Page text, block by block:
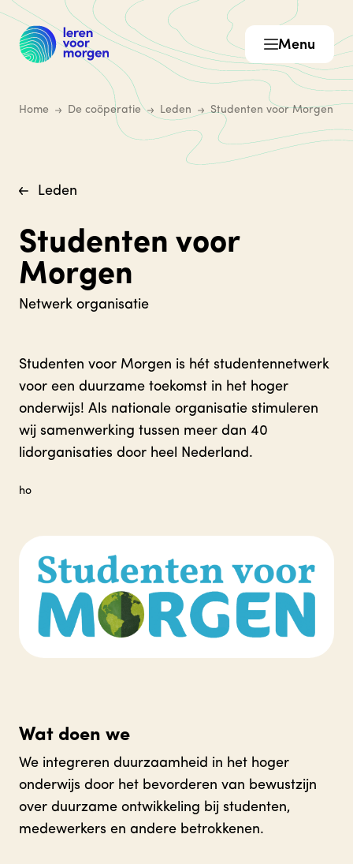
Menu
Home De coöperatie Leden Studenten voor Morgen
Leden
Studenten voor
Morgen
Netwerk organisatie
Studenten voor Morgen is hét studentennetwerk
voor een duurzame toekomst in het hoger
onderwijs! Als nationale organisatie stimuleren
wij samenwerking tussen meer dan 40
lidorganisaties door heel Nederland.
ho
Wat doen we
We integreren duurzaamheid in het hoger
onderwijs door het bevorderen van bewustzijn
over duurzame ontwikkeling bij studenten,
medewerkers en andere betrokkenen.